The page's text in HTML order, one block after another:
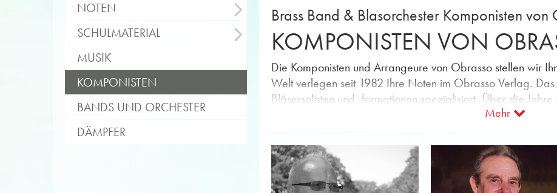
NOTEN
SCHULMATERIAL
MUSIK
KOMPONISTEN
BANDS UND ORCHESTER
DÄMPFER
Brass Band & Blasorchester Komponisten von
KOMPONISTEN VON
Die Komponisten und Arrangeure von Obrasso stellen wir
Welt verlegen seit 1982 Ihre Noten im Obrasso Verlag.
Bläsersolisten und -formationen spezialisiert. Über die
Christoph Walter komponiert. Wie viele Arrangements gibt
Howard Lorriman auch Literatur für Brass Ensemble
Auf alle diese Fragen finden Sie die passenden Antworten
Mehr